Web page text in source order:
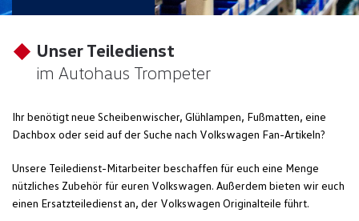
Unser Teiledienst
im Autohaus Trompeter
Ihr benötigt neue Scheibenwischer, Glühlampen, Fußmatten, eine
Dachbox oder seid auf der Suche nach Volkswagen Fan-Artikeln?
Unsere Teiledienst-Mitarbeiter beschaffen für euch eine Menge
nützliches Zubehör für euren Volkswagen. Außerdem bieten wir euch
einen Ersatzteiledienst an, der Volkswagen Originalteile führt.